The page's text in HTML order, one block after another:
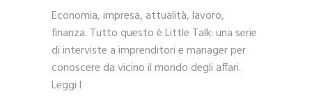
Economia, impresa, attualità, lavoro,
finanza. Tutto questo è Little Talk: una serie
di interviste a imprenditori e manager per
conoscere da vicino il mondo degli affari.
Leggi l